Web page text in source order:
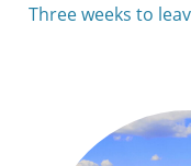
Three weeks to